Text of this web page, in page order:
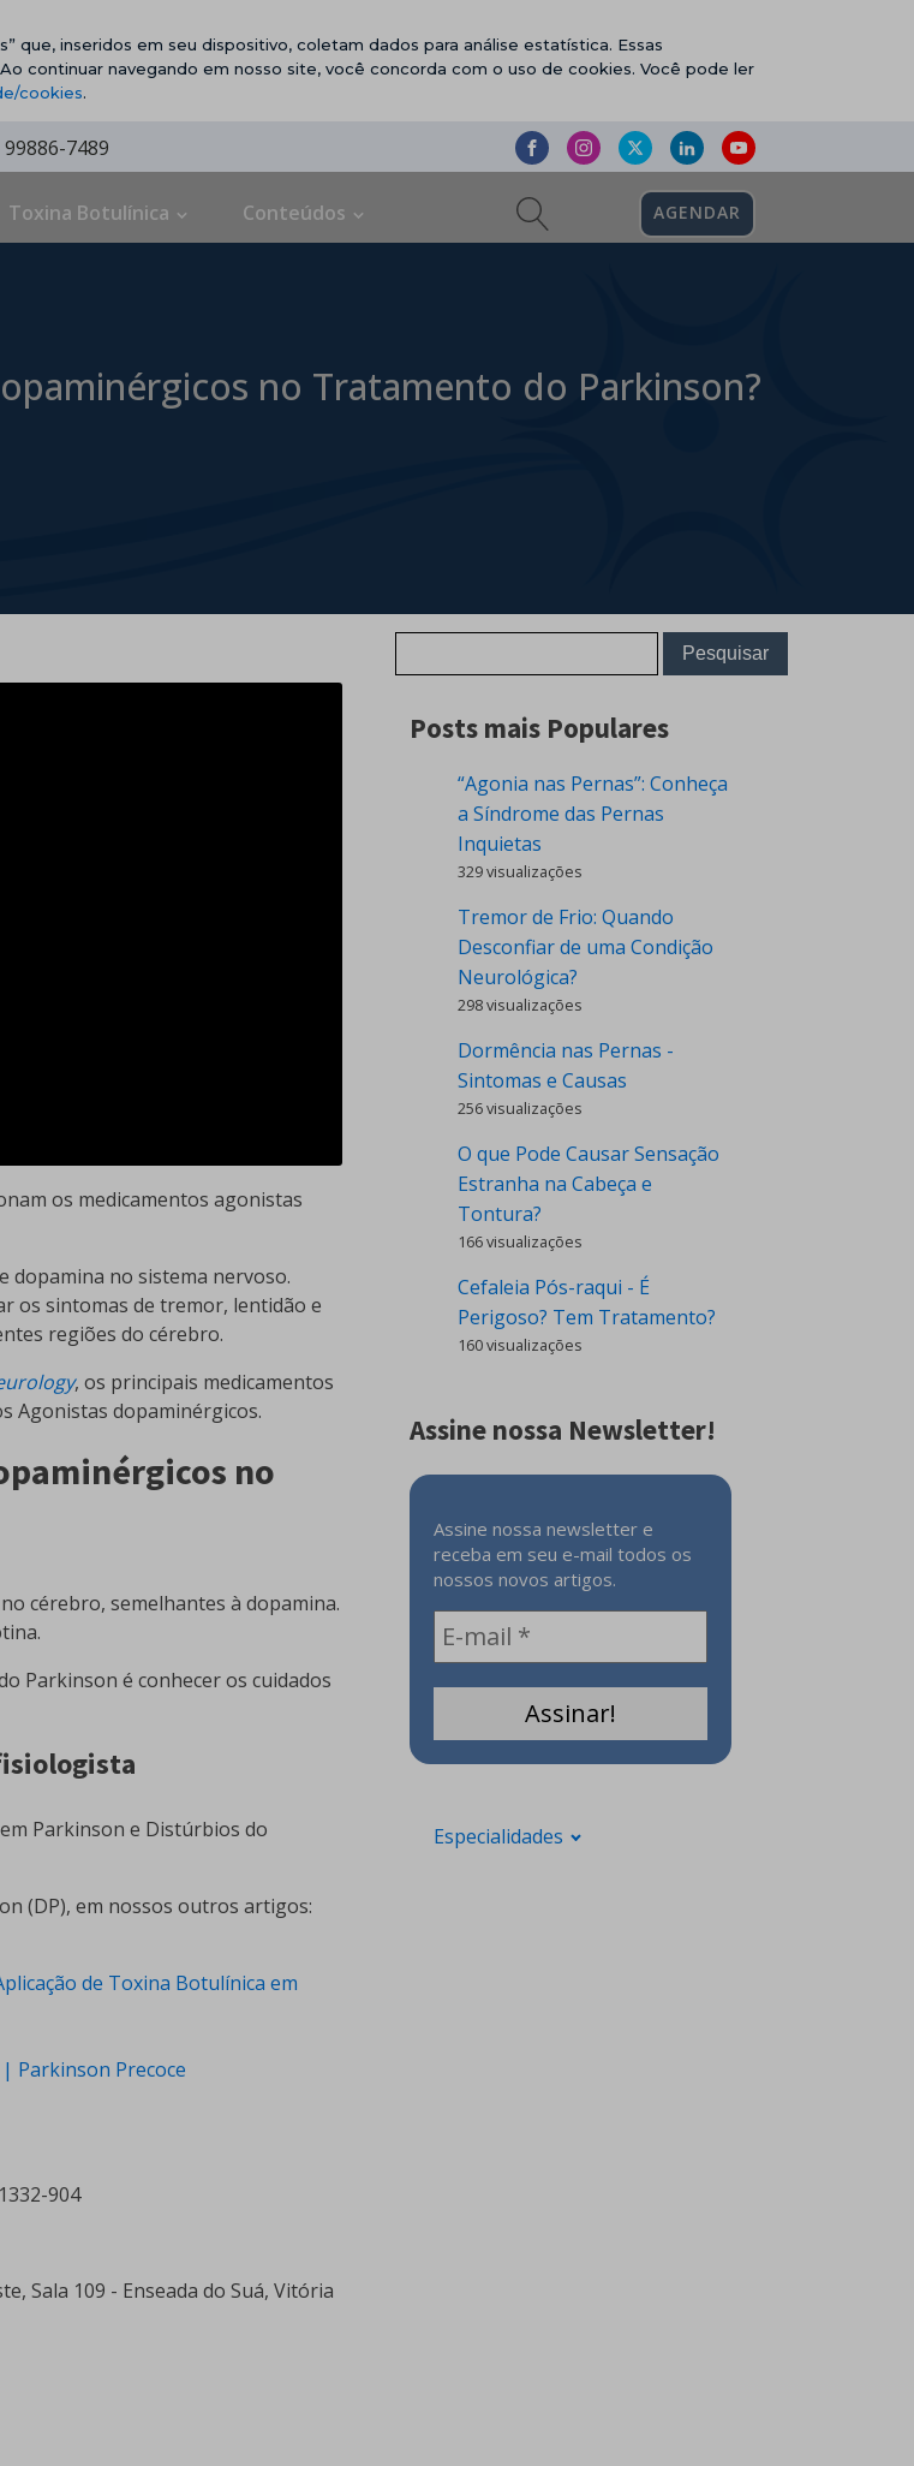
que, inseridos em seu dispositivo, coletam dados para análise estatística. Essas
continuar navegando em nosso site, você concorda com o uso de cookies. Você pode ler
cookies.
7489
Toxina Botulínica Conteúdos AGENDAR
no Tratamento do Parkinson?
os medicamentos agonistas
dopamina no sistema nervoso.
os sintomas de tremor, lentidão e
regiões do cérebro.
, os principais medicamentos
Agonistas dopaminérgicos.
no
cérebro, semelhantes à dopamina.
Parkinson é conhecer os cuidados
Parkinson e Distúrbios do
(DP), em nossos outros artigos:
de Toxina Botulínica em
Parkinson Precoce
904
Sala 109 - Enseada do Suá, Vitória
Posts mais Populares
“Agonia nas Pernas”: Conheça
a Síndrome das Pernas
Inquietas
329 visualizações
Tremor de Frio: Quando
Desconfiar de uma Condição
Neurológica?
298 visualizações
Dormência nas Pernas -
Sintomas e Causas
256 visualizações
O que Pode Causar Sensação
Estranha na Cabeça e
Tontura?
166 visualizações
Cefaleia Pós-raqui - É
Perigoso? Tem Tratamento?
160 visualizações
Assine nossa Newsletter!
Assine nossa newsletter e
receba em seu e-mail todos os
nossos novos artigos.
Especialidades